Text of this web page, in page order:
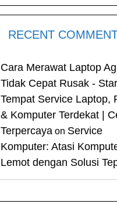
RECENT
Cara Merawat Laptop
Tidak Cepat Rusak -
Tempat Service Laptop,
& Komputer Terdekat |
Terpercaya on Service
Komputer: Atasi
Lemot dengan Solusi